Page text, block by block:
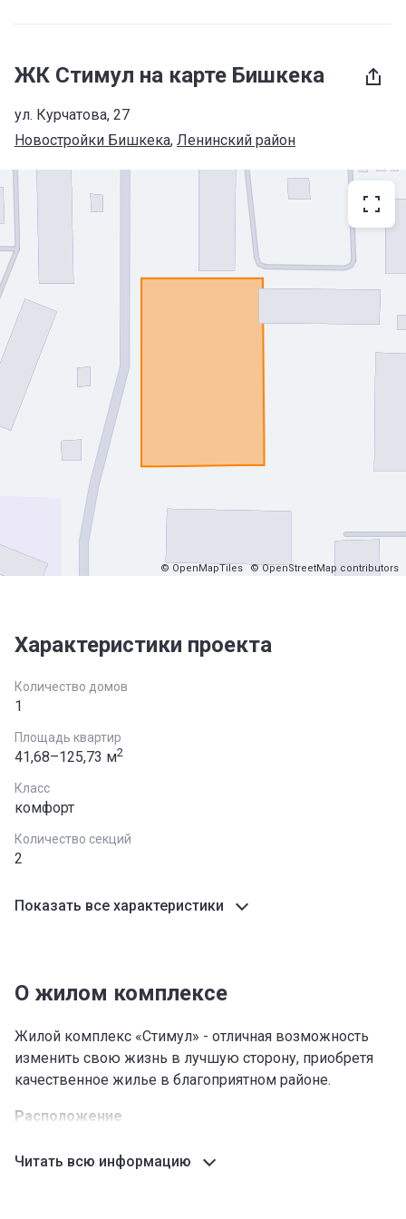
ЖК Стимул на карте Бишкека
ул. Курчатова, 27
Новостройки Бишкека, Ленинский район
© OpenMapTiles © OpenStreetMap contributors
Характеристики проекта
Количество домов
1
Площадь квартир
41,68–125,73 м2
Класс
комфорт
Количество секций
2
Показать все характеристики
О жилом комплексе
Жилой комплекс «Стимул» - отличная возможность
изменить свою жизнь в лучшую сторону, приобретя
качественное жилье в благоприятном районе.
Расположение
недалеко от пересечения улиц Исы Ахунбаева и
Читать всю информацию